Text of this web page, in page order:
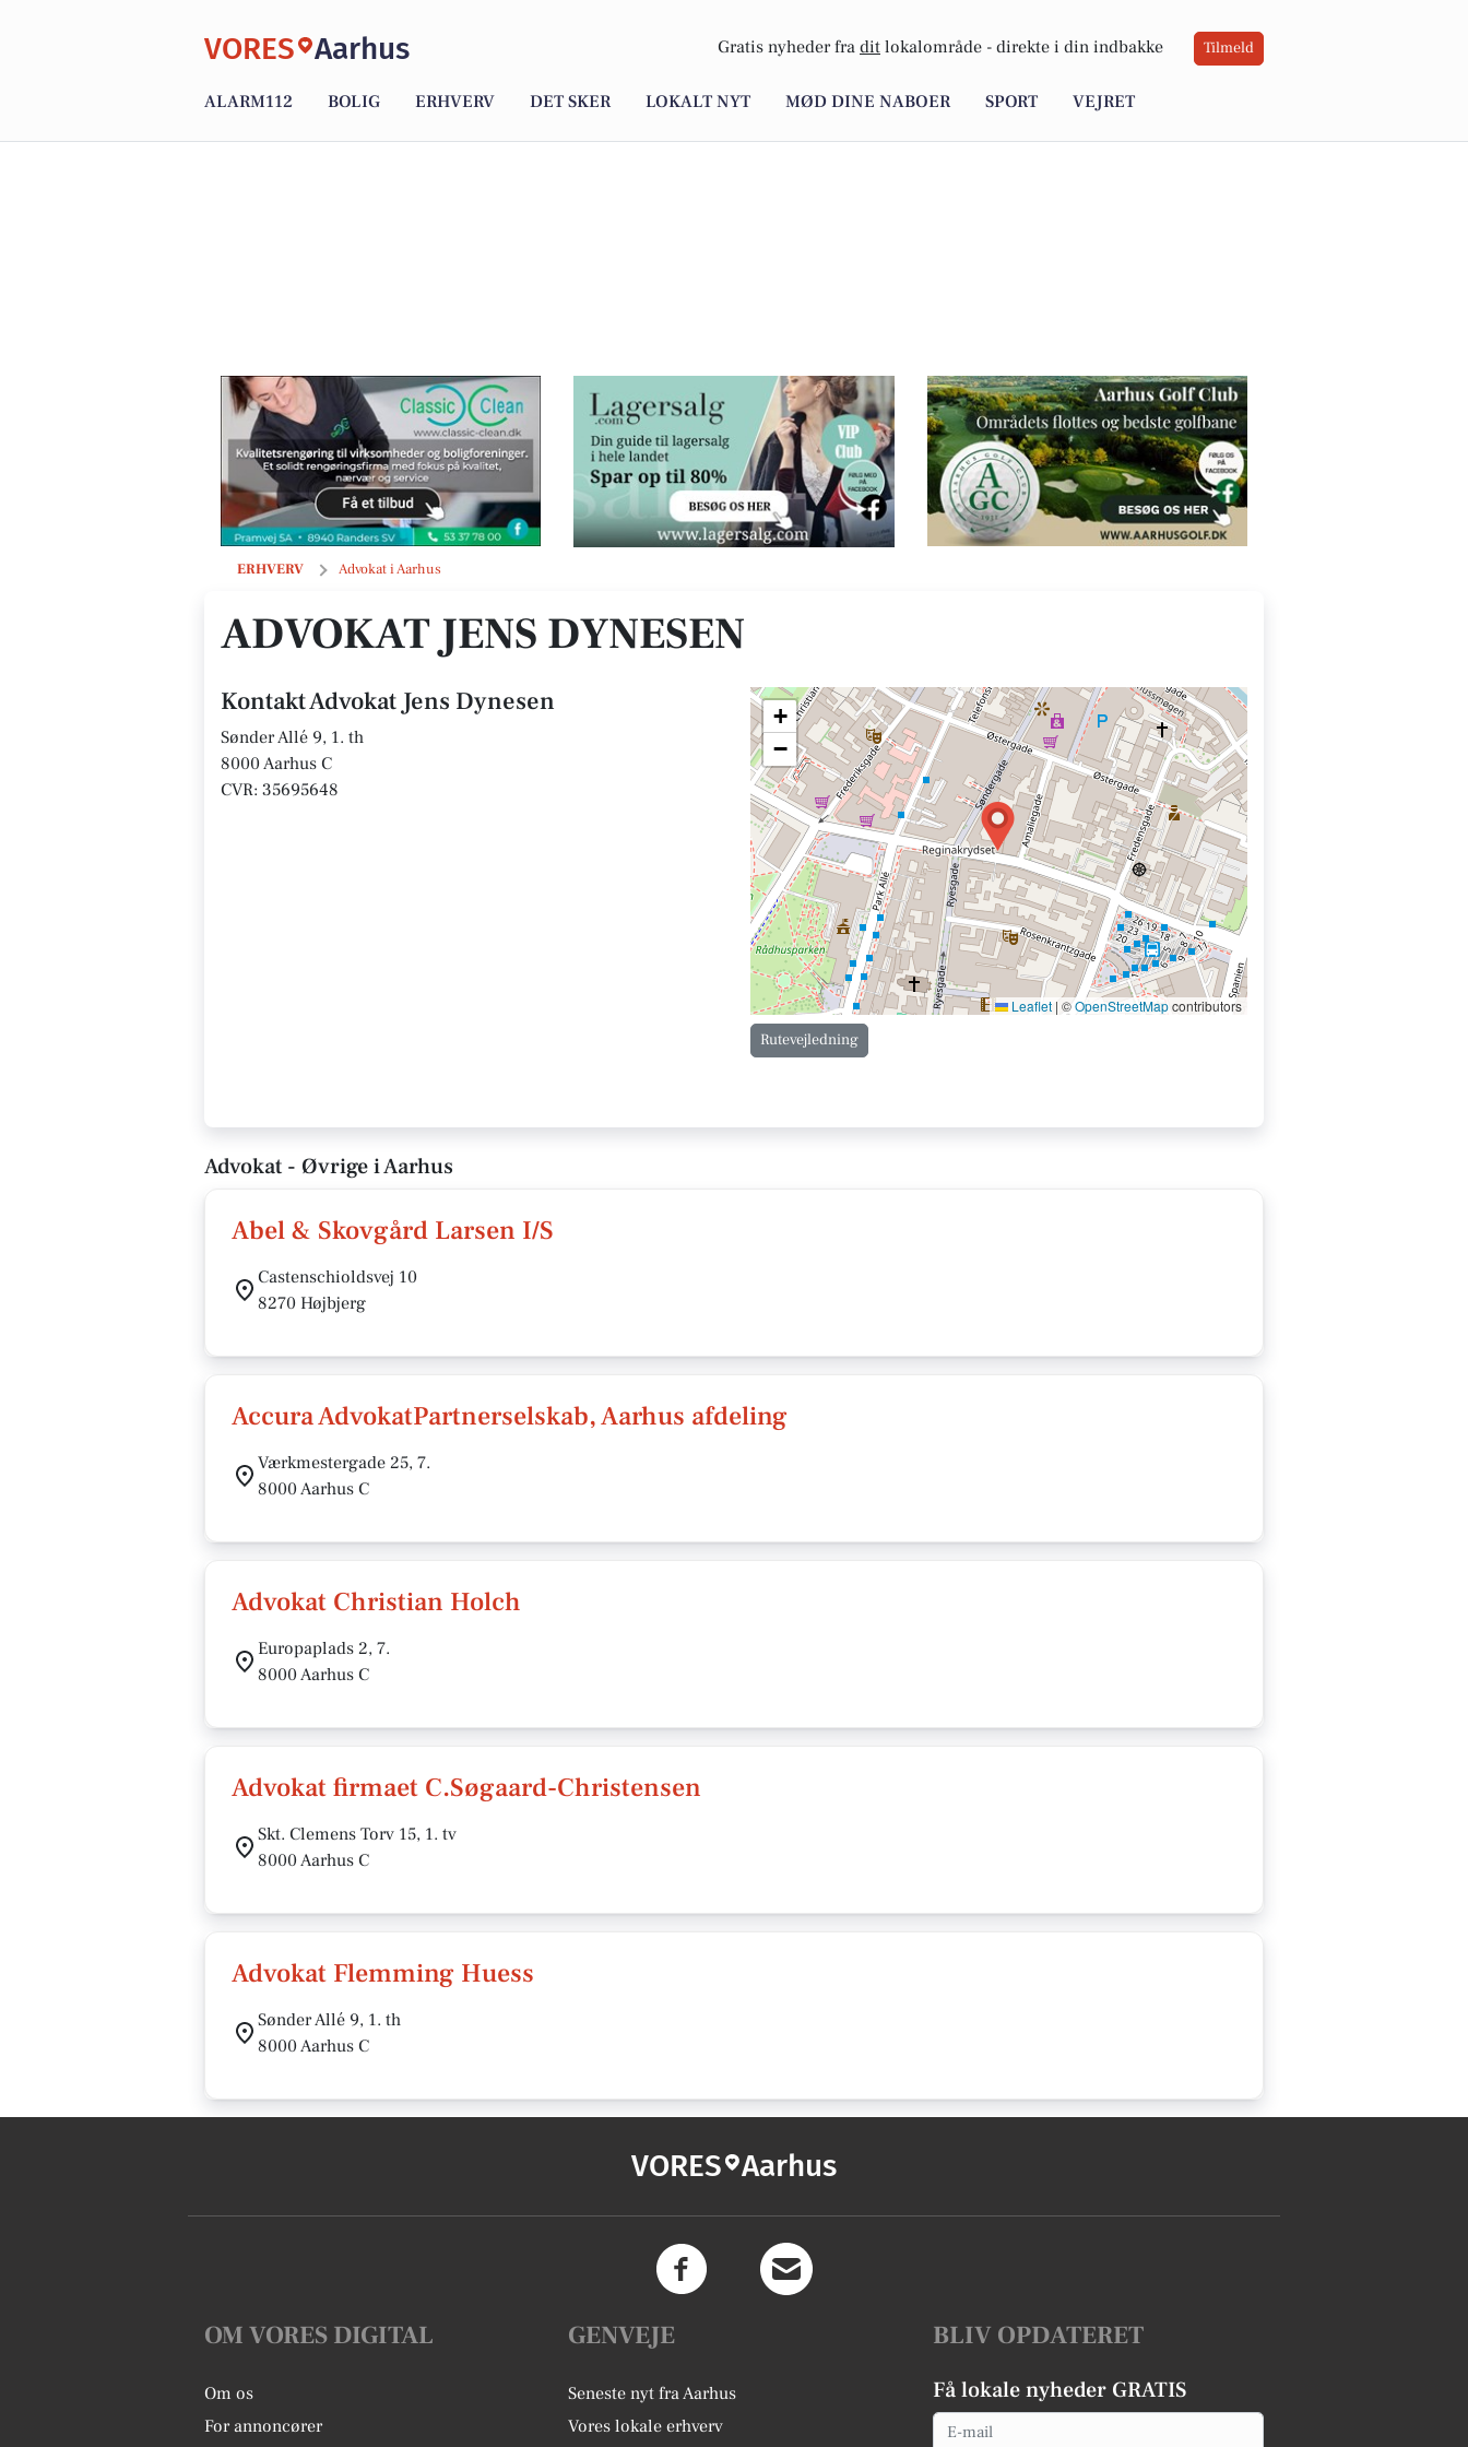
VORES Aarhus Gratis nyheder fra dit lokalområde - direkte i din indbakke Tilmeld
ALARM112 BOLIG ERHVERV DET SKER LOKALT NYT MØD DINE NABOER SPORT VEJRET
ERHVERV Advokat i Aarhus
Advokat Jens Dynesen
ADVOKAT JENS DYNESEN
Kontakt Advokat Jens Dynesen
Sønder Allé 9, 1. th
8000 Aarhus C
CVR: 35695648
+
−
Leaflet | ©OpenStreetMapcontributors
Rutevejledning
Advokat - Øvrige i Aarhus
Abel & Skovgård Larsen I/S
Castenschioldsvej 10
8270 Højbjerg
Accura AdvokatPartnerselskab, Aarhus afdeling
Værkmestergade 25, 7.
8000 Aarhus C
Advokat Christian Holch
Europaplads 2, 7.
8000 Aarhus C
Advokat firmaet C.Søgaard-Christensen
Skt. Clemens Torv 15, 1. tv
8000 Aarhus C
Advokat Flemming Huess
Sønder Allé 9, 1. th
8000 Aarhus C
VORES Aarhus
OM VORES DIGITAL
Om os
For annoncører
GENVEJE
Seneste nyt fra Aarhus
Vores lokale erhverv
BLIV OPDATERET
Få lokale nyheder GRATIS
Email